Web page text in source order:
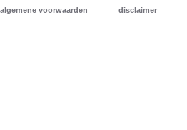
algemene voorwaarden disclaimer